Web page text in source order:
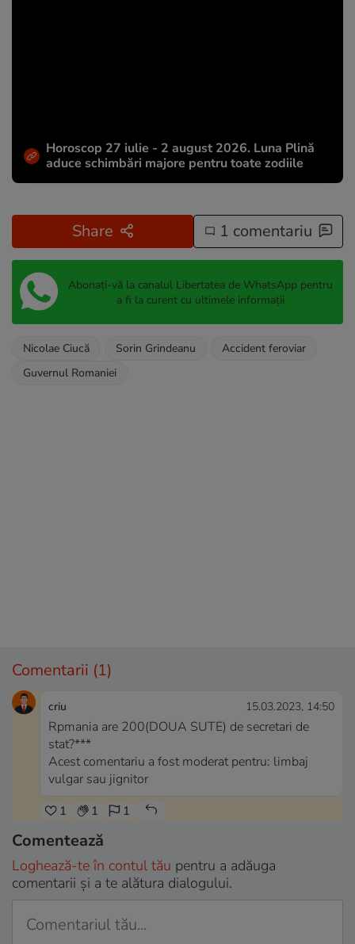
Horoscop 27 iulie - 2 august 2026. Luna Plină
aduce schimbări majore pentru toate zodiile
Share 1 comentariu
Abonați-vă la canalul Libertatea de WhatsApp pentru
a fi la curent cu ultimele informații
Nicolae Ciucă Sorin Grindeanu
Accident feroviar
Guvernul Romaniei
Comentarii (1)
criu 15.03.2023, 14:50
Rpmania are 200(DOUA SUTE) de secretari de
stat?***
Acest comentariu a fost moderat pentru: limbaj
vulgar sau jignitor
1 1 1
Comentează
Loghează-te în contul tău pentru a adăuga
comentarii și a te alătura dialogului.